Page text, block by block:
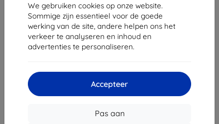
We gebruiken cookies op onze website.
Sommige zijn essentieel voor de goede
werking van de site, andere helpen ons het
verkeer te analyseren en inhoud en
advertenties te personaliseren.
Accepteer
Pas aan
Van totaal4.
«
Ulica Rudolfa Mocka 3750/2A